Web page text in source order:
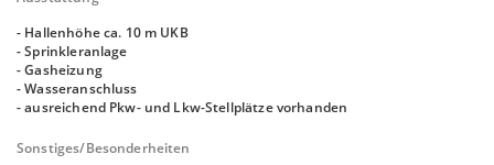
- Hallenhöhe ca. 10 m UKB
- Sprinkleranlage
- Gasheizung
- Wasseranschluss
- ausreichend Pkw- und Lkw-Stellplätze vorhanden
Sonstiges/Besonderheiten